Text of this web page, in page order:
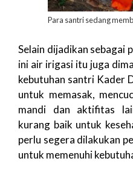
Para santri sedang
Selain dijadikan sebagai
ini air irigasi itu juga
kebutuhan santri Kader
untuk memasak,
mandi dan aktifitas
kurang baik untuk
perlu segera dilakukan
untuk memenuhi